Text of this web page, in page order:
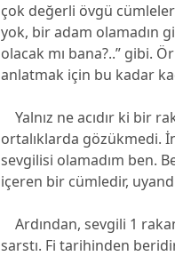
çok değerli övgü
yok, bir adam olamadın
olacak mı bana?..” gibi.
anlatmak için bu kadar
Yalnız ne acıdır ki bir
ortalıklarda gözükmedi.
sevgilisi olamadım ben.
içeren bir cümledir,
Ardından, sevgili 1
sarstı. Fi tarihinden